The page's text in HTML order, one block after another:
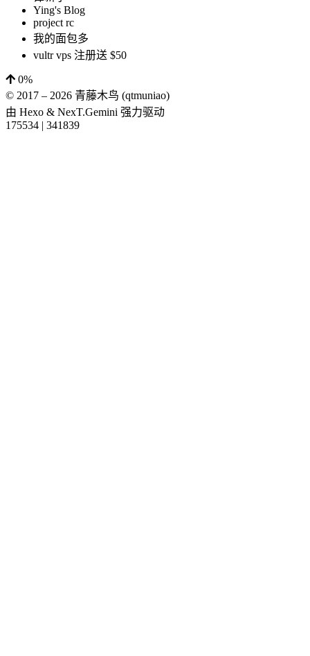
Ying's Blog
project rc
我的面包多
vultr vps 注册送 $50
0%
© 2017 – 2026 青藤木鸟 (qtmuniao)
由 Hexo & NexT.Gemini 强力驱动
175534 | 341839